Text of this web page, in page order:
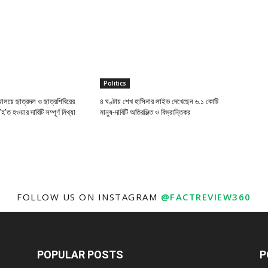
ছাত্রদল ও ছাত্রশিবিরের
হওয়ার দাবিটি সম্পূর্ণ মিথ্যা
Politics
৪ ঘণ্টায় শেখ হাসিনার লাইভ দেখেছেন ৬.১ কোটি
মানুষ-দাবিটি অতিরঞ্জিত ও বিভ্রান্তিকর
FOLLOW US ON INSTAGRAM @FACTREVIEW360
POPULAR POSTS